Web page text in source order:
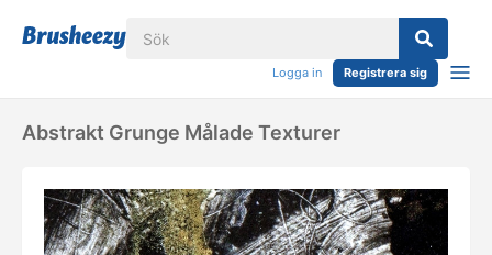
Logga in Registrera sig
Abstrakt Grunge Målade Texturer